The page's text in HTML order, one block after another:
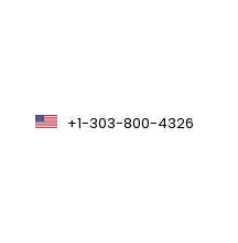
+1-303-800-4326